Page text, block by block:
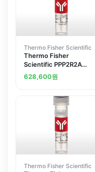
Thermo Fisher Scientific
Thermo Fisher
Scientific PPP2R2A
Recombinant
Superclonal Antibody
628,600원
Thermo Fisher Scientific